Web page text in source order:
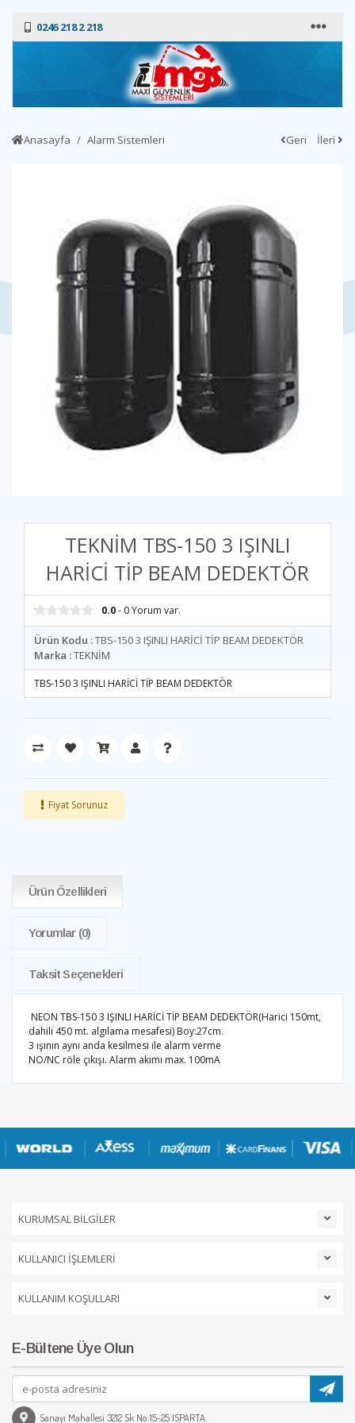
0246 218 2 218
Anasayfa Alarm Sistemleri Geri İleri
TEKNİM TBS-150 3 IŞINLI
HARİCİ TİP BEAM DEDEKTÖR
0.0- 0 Yorum var.
Ürün Kodu :TBS-150 3 IŞINLI HARİCİ TİP BEAM DEDEKTÖR
Marka :TEKNİM
TBS-150 3 IŞINLI HARİCİ TİP BEAM DEDEKTÖR
Fiyat Sorunuz
Ürün Özellikleri
Yorumlar (0)
Taksit Seçenekleri
NEON TBS-150 3 IŞINLI HARİCİ TİP BEAM DEDEKTÖR(Harici 150mt,
dahili 450 mt. algılama mesafesi) Boy:27cm.
3 ışının aynı anda kesilmesi ile alarm verme
NO/NC röle çıkışı. Alarm akımı max. 100mA
KURUMSAL BİLGİLER
KULLANICI İŞLEMLERİ
KULLANIM KOŞULLARI
E-Bültene Üye Olun
Sanayi Mahallesi 3212 Sk No:15-25 ISPARTA